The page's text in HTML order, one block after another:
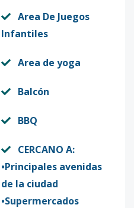
Area De Juegos
Infantiles
Area de yoga
Balcón
BBQ
CERCANO A:
•Principales avenidas
de la ciudad
•Supermercados